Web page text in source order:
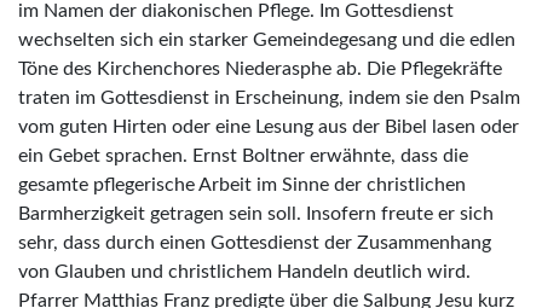
im Namen der diakonischen Pflege. Im Gottesdienst
wechselten sich ein starker Gemeindegesang und die edlen
Töne des Kirchenchores Niederasphe ab. Die Pflegekräfte
traten im Gottesdienst in Erscheinung, indem sie den Psalm
vom guten Hirten oder eine Lesung aus der Bibel lasen oder
ein Gebet sprachen. Ernst Boltner erwähnte, dass die
gesamte pflegerische Arbeit im Sinne der christlichen
Barmherzigkeit getragen sein soll. Insofern freute er sich
sehr, dass durch einen Gottesdienst der Zusammenhang
von Glauben und christlichem Handeln deutlich wird.
Pfarrer Matthias Franz predigte über die Salbung Jesu kurz